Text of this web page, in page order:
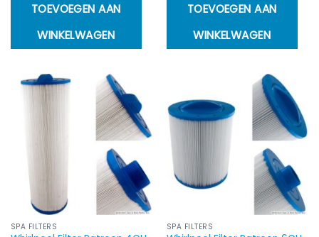
TOEVOEGEN AAN
WINKELWAGEN
TOEVOEGEN AAN
WINKELWAGEN
SPA FILTERS SPA FILTERS